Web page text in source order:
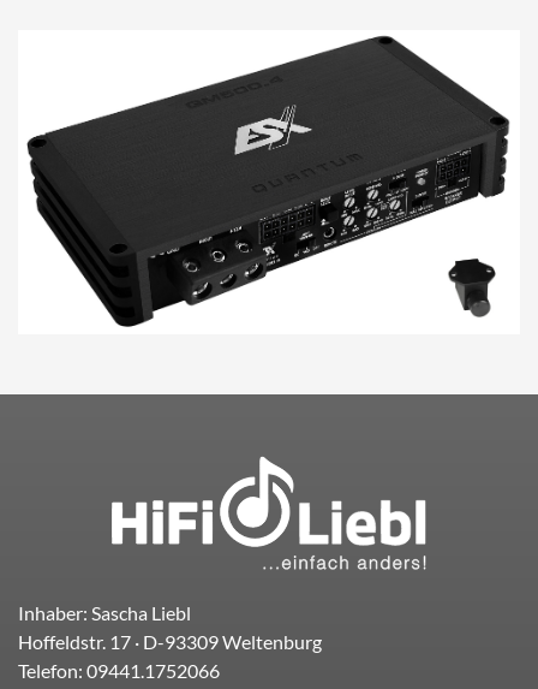
Inhaber: Sascha Liebl
Hoffeldstr. 17 · D-93309Weltenburg
Telefon: 09441.1752066